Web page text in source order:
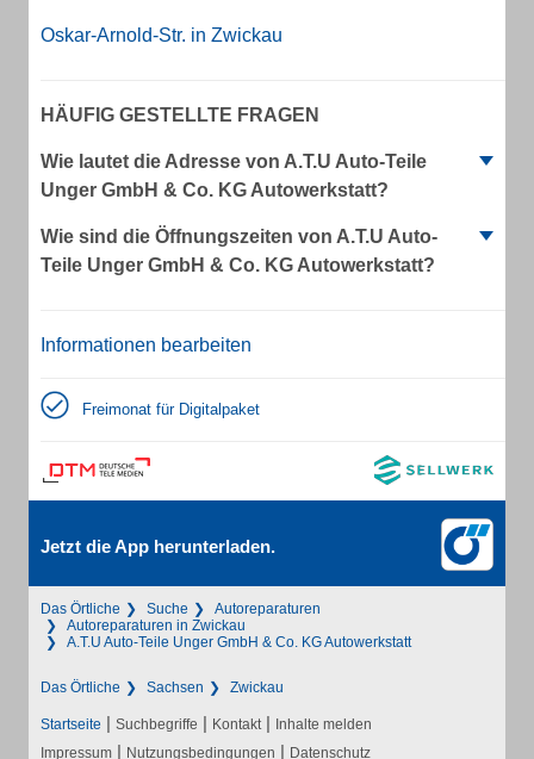
Oskar-Arnold-Str. in Zwickau
HÄUFIG GESTELLTE FRAGEN
Wie lautet die Adresse von A.T.U Auto-Teile
Unger GmbH & Co. KG Autowerkstatt?
Wie sind die Öffnungszeiten von A.T.U Auto-
Teile Unger GmbH & Co. KG Autowerkstatt?
Informationen bearbeiten
Freimonat für Digitalpaket
Jetzt die App herunterladen.
Das Örtliche Suche
Autoreparaturen
Autoreparaturen in Zwickau
A.T.U Auto-Teile Unger GmbH & Co. KG Autowerkstatt
Das Örtliche Sachsen Zwickau
Startseite | Suchbegriffe | Kontakt | Inhalte melden
Impressum | Nutzungsbedingungen | Datenschutz